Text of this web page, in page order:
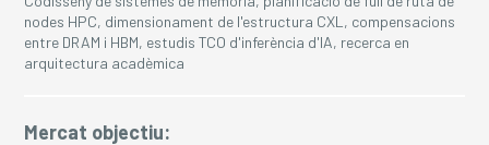
nodes HPC, dimensionament de l'estructura CXL, compensacions
entre DRAM i HBM, estudis TCO d'inferència d'IA, recerca en
arquitectura acadèmica
Mercat objectiu: